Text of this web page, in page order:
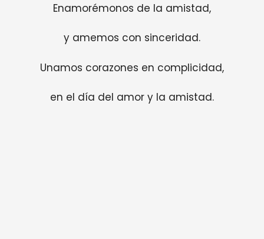
Enamorémonos de la amistad,
y amemos con sinceridad.
Unamos corazones en complicidad,
en el día del amor y la amistad.